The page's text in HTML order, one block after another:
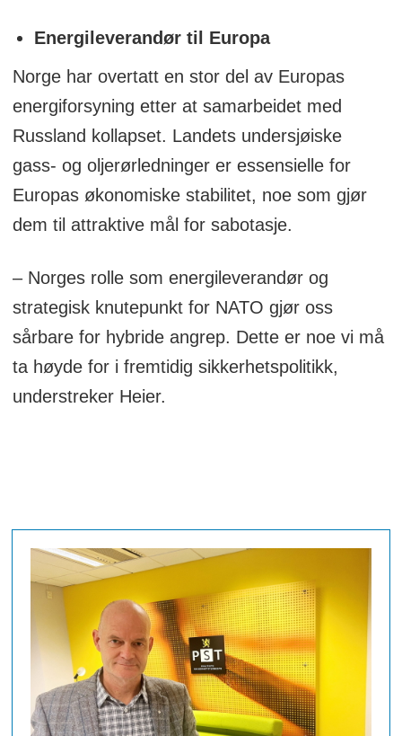
Energileverandør til Europa
Norge har overtatt en stor del av Europas
energiforsyning etter at samarbeidet med
Russland kollapset. Landets undersjøiske
gass- og oljerørledninger er essensielle for
Europas økonomiske stabilitet, noe som gjør
dem til attraktive mål for sabotasje.
– Norges rolle som energileverandør og
strategisk knutepunkt for NATO gjør oss
sårbare for hybride angrep. Dette er noe vi må
ta høyde for i fremtidig sikkerhetspolitikk,
understreker Heier.